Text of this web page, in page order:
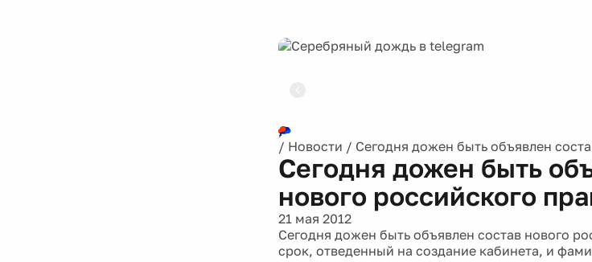
/ Новости / Сегодня дожен быть объявлен
Сегодня дожен быть
нового российского
21 мая 2012
Сегодня дожен быть объявлен состав нового
срок, отведенный на создание кабинета, и